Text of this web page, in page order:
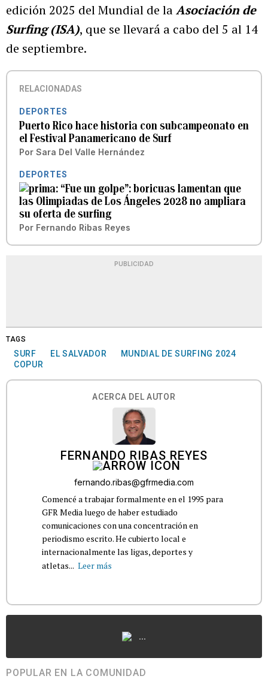
edición 2025 del Mundial de laAsociación de
Surfing (ISA), que se llevará a cabo del 5 al 14
de septiembre.
RELACIONADAS
DEPORTES
Puerto Rico hace historia con subcampeonato en
el Festival Panamericano de Surf
Por Sara Del Valle Hernández
DEPORTES
“Fue un golpe”: boricuas lamentan que
las Olimpiadas de Los Ángeles 2028 no ampliara
su oferta de surfing
Por Fernando Ribas Reyes
PUBLICIDAD
TAGS
SURF EL SALVADOR
MUNDIAL DE SURFING 2024
COPUR
ACERCA DEL AUTOR
FERNANDO RIBAS REYES
fernando.ribas@gfrmedia.com
Comencé a trabajar formalmente en el 1995 para
GFR Media luego de haber estudiado
comunicaciones con una concentración en
periodismo escrito. He cubierto local e
internacionalmente las ligas, deportes y
atletas... Leer más
...
POPULAR EN LA COMUNIDAD